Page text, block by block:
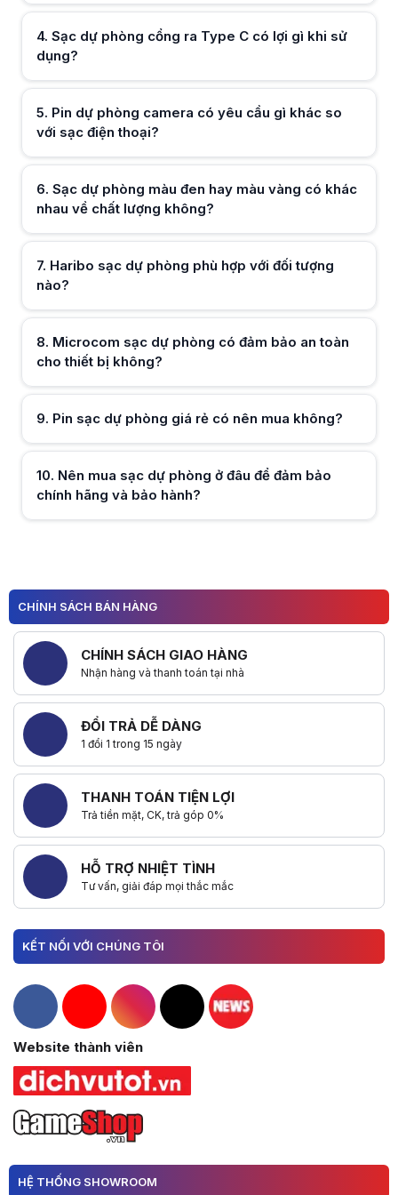
Nên mua sạc dự phòng ở đâu để đảm bảo chính hãng và bảo hành?
Nên mua sạc dự phòng tại cửa hàng uy tín, thông tin rõ ràng để
4. Sạc dự phòng cổng ra Type C có lợi gì khi sử
dụng?
5. Pin dự phòng camera có yêu cầu gì khác so
với sạc điện thoại?
6. Sạc dự phòng màu đen hay màu vàng có khác
nhau về chất lượng không?
7. Haribo sạc dự phòng phù hợp với đối tượng
nào?
8. Microcom sạc dự phòng có đảm bảo an toàn
cho thiết bị không?
Hữu ích (0)
9. Pin sạc dự phòng giá rẻ có nên mua không?
10. Nên mua sạc dự phòng ở đâu để đảm bảo
chính hãng và bảo hành?
Hữu ích (0)
2
4
CHÍNH SÁCH BÁN HÀNG
CHÍNH SÁCH GIAO HÀNG
Nhận hàng và thanh toán tại nhà
ĐỔI TRẢ DỄ DÀNG
1 đổi 1 trong 15 ngày
THANH TOÁN TIỆN LỢI
Trả tiền mặt, CK, trả góp 0%
HỖ TRỢ NHIỆT TÌNH
Tư vấn, giải đáp mọi thắc mắc
KẾT NỐI VỚI CHÚNG TÔI
Hacom Facebook
Hacom YouTube
Hacom Instagram
Hacom TikTok
Website thành viên
HỆ THỐNG SHOWROOM